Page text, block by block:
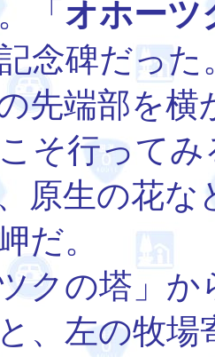
「 オホーツ
念碑だっ
先端部を
そ行って
原生の花な
だ。
クの塔」か
、左の牧